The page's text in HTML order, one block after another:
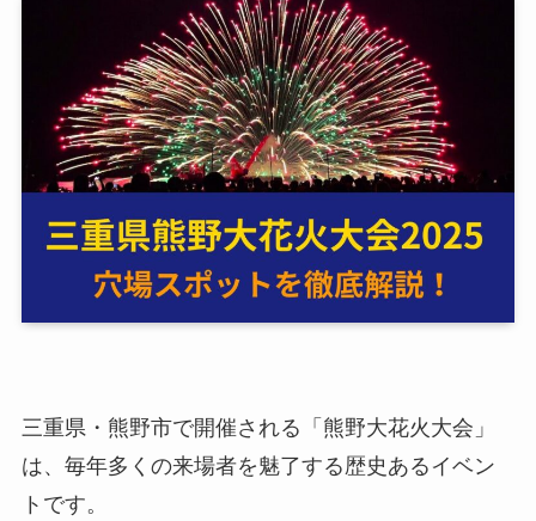
三重県・熊野市で開催される「熊野大花火大会」
は、毎年多くの来場者を魅了する歴史あるイベン
トです。